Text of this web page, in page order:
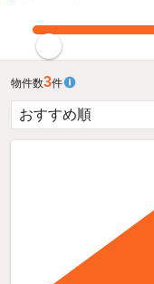
物件数3件